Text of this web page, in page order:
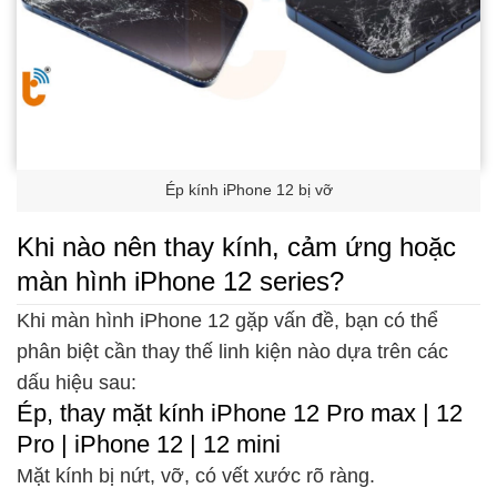
Ép kính iPhone 12 bị vỡ
Khi nào nên thay kính, cảm ứng hoặc
màn hình iPhone 12 series?
Khi màn hình iPhone 12 gặp vấn đề, bạn có thể
phân biệt cần thay thế linh kiện nào dựa trên các
dấu hiệu sau:
Ép, thay mặt kính iPhone 12 Pro max | 12
Pro | iPhone 12 | 12 mini
Mặt kính bị nứt, vỡ, có vết xước rõ ràng.